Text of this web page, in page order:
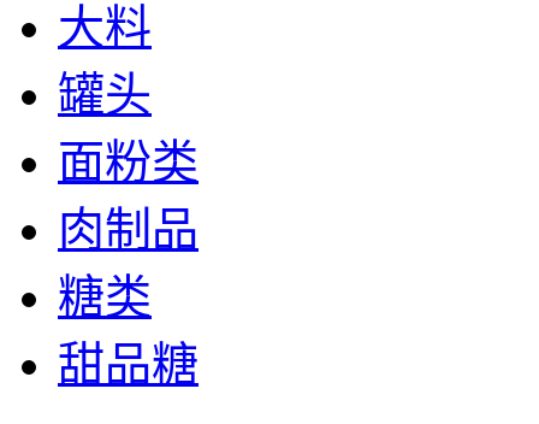
大料
罐头
面粉类
肉制品
糖类
甜品糖